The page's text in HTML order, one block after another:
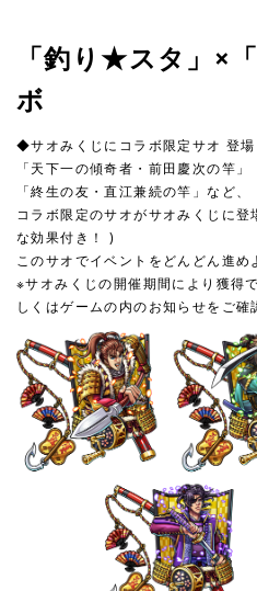
「釣り★スタ」×
ボ
◆サオみくじにコラボ限定サオ 登場
「天下一の傾奇者・前田慶次の竿
「終生の友・直江兼続の竿」など、
コラボ限定のサオがサオみくじに
な効果付き！ )
このサオでイベントをどんどん進め
※サオみくじの開催期間により獲得
しくはゲームの内のお知らせをご確